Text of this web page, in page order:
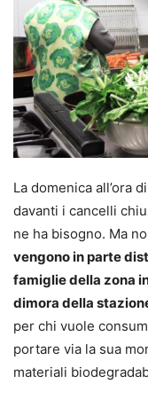
La domenica all’ora
davanti i cancelli
ne ha bisogno. Ma
vengono in parte
famiglie della zona
dimora della
per chi vuole
portare via la sua
materiali